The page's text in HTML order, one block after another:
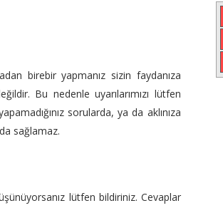
birebir yapmanız sizin faydanıza
Bu nedenle uyarılarımızı lütfen
sorularda, ya da aklınıza
sağlamaz.
lütfen bildiriniz. Cevaplar